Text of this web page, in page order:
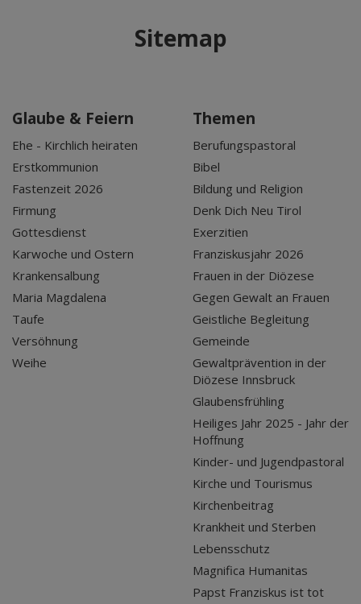
Sitemap
Glaube & Feiern
Ehe - Kirchlich heiraten
Erstkommunion
Fastenzeit 2026
Firmung
Gottesdienst
Karwoche und Ostern
Krankensalbung
Maria Magdalena
Taufe
Versöhnung
Weihe
Themen
Berufungspastoral
Bibel
Bildung und Religion
Denk Dich Neu Tirol
Exerzitien
Franziskusjahr 2026
Frauen in der Diözese
Gegen Gewalt an Frauen
Geistliche Begleitung
Gemeinde
Gewaltprävention in der
Diözese Innsbruck
Glaubensfrühling
Heiliges Jahr 2025 - Jahr der
Hoffnung
Kinder- und Jugendpastoral
Kirche und Tourismus
Kirchenbeitrag
Krankheit und Sterben
Lebensschutz
Magnifica Humanitas
Papst Franziskus ist tot